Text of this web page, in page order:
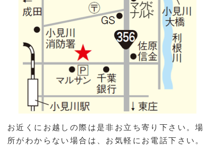
お近くにお越しの際は是非お立ち寄り下さい。場
所がわからない場合は、お気軽にお電話下さい。